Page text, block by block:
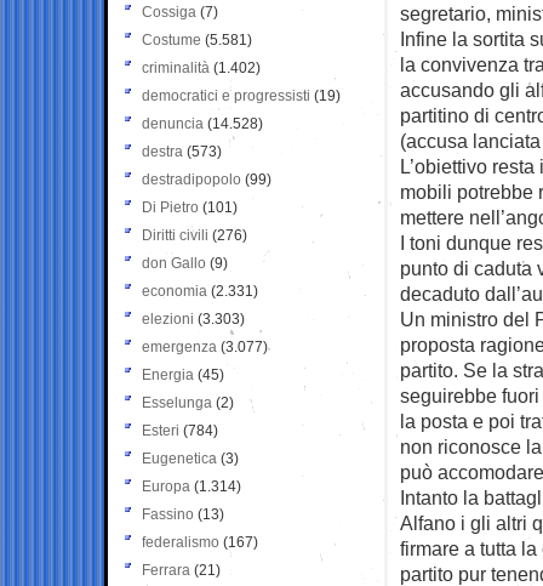
segretario,
Infine la sortita
la convivenza
accusando gli
partitino di
(accusa
L’obiettivo
mobili potrebbe
mettere
I toni dunque
punto di caduta
decaduto
Un ministro del
proposta
partito. Se la
seguirebbe
la posta e poi
non riconosce
può
Intanto la
Alfano i gli altri
firmare a tutta
partito pur
Cossiga (7)
Costume (5.581)
criminalità (1.402)
democratici e progressisti (19)
denuncia (14.528)
destra (573)
destradipopolo (99)
Di Pietro (101)
Diritti civili (276)
don Gallo (9)
economia (2.331)
elezioni (3.303)
emergenza (3.077)
Energia (45)
Esselunga (2)
Esteri (784)
Eugenetica (3)
Europa (1.314)
Fassino (13)
federalismo (167)
Ferrara (21)